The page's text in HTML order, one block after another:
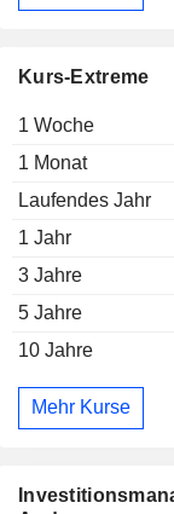
Kurs-Extreme
1 Woche
1 Monat
Laufendes Jahr
1 Jahr
3 Jahre
5 Jahre
10 Jahre
Mehr Kurse